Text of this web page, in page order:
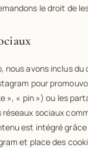
le droit de
nous avons inclus
pour
», « pin ») ou les
sociaux
est intégré
et place des